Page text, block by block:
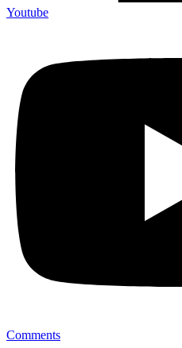
Youtube
Comments